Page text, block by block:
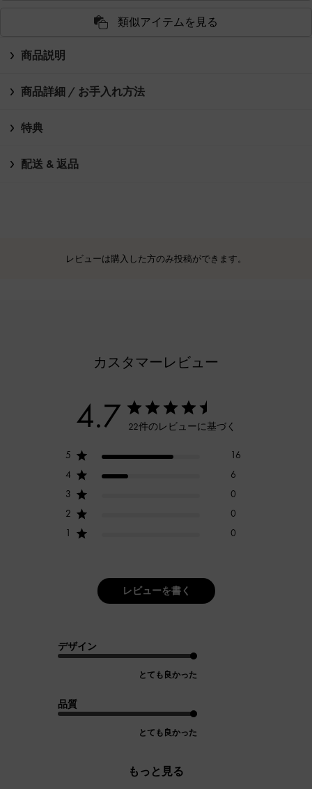
類似アイテムを見る
商品説明
商品詳細 / お手入れ方法
特典
配送 & 返品
レビューは購入した方のみ投稿ができます。
カスタマーレビュー
4.7 22件のレビューに基づく
5
16
4
6
3
0
2
0
1
0
レビューを書く
デザイン
とても良かった
品質
とても良かった
もっと見る